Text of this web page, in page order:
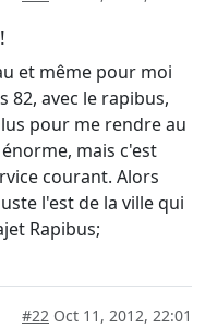
et même pour moi
avec le rapibus,
pour me rendre au
mais c'est
courant. Alors
l'est de la ville qui
Rapibus;
#22 Oct 11, 2012, 22:01